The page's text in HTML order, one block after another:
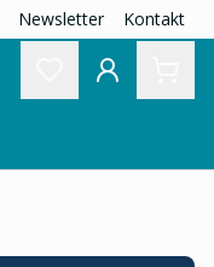
Newsletter Kontakt